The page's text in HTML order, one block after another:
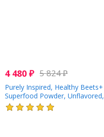
4 480 ₽ 5 824₽
Purely Inspired, Healthy Beets+
Superfood Powder, Unflavored,
11.25 oz (319 g)